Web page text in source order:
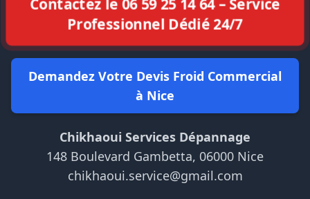
Professionnel Dédié 24/7
Demandez Votre Devis Froid Commercial
à Nice
Chikhaoui Services Dépannage
148 Boulevard Gambetta, 06000 Nice
chikhaoui.service@gmail.com